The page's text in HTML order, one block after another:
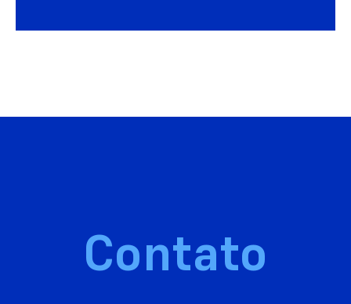
Contato